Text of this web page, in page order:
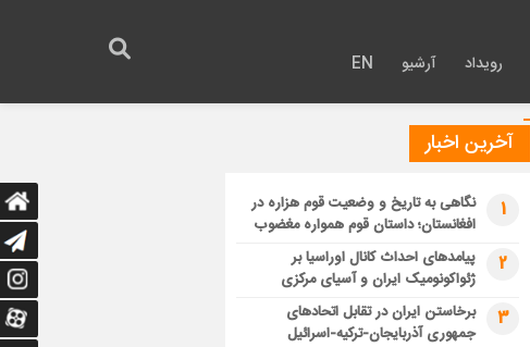
رویداد آرشیو EN
آخرین اخبار
1
نگاهی به تاریخ و وضعیت قوم هزاره در
افغانستان؛ داستان قوم همواره مغضوب
2
پیامدهای احداث کانال اوراسیا بر
ژئواکونومیک ایران و آسیای مرکزی
3
برخاستن ایران در تقابل اتحادهای
جمهوری آذربایجان-ترکیه-اسرائیل